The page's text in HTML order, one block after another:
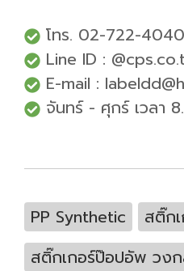
โทร. 02-722-
Line ID :
E-mail :
จันทร์ - ศุกร์ เวลา
PP Synthetic
สติ๊ก
สติ๊กเกอร์ป๊อปอัพ วง